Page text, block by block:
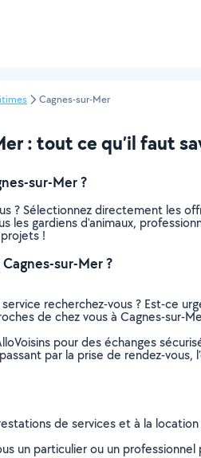
Cagnes-sur-Mer
: tout ce qu’il faut
sur-Mer ?
? Sélectionnez directement
les gardiens d'animaux,
!
sur-Mer ?
recherchez-vous ? Est-ce
de chez vous à Cagnes-
pour des échanges
par la prise de rendez-
de services et à la
un particulier ou un